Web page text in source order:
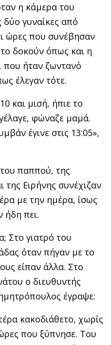
η κάμερα του
δύο γυναίκες από
ώρες που συνέβησαν
δοκούν όπως και η
που ήταν ζωντανό
έλεγαν τότε.
και μισή, ήπιε το
φώναζε μαμά.
έγινε στις 13:05»,
του παππού, της
της Ειρήνης συνέχιζαν
με την ημέρα, ίσως
ήδη πει.
Στο γιατρό του
όταν πήγαν με το
είπαν άλλα. Στο
ο διευθυντής
έγραψε:
κακοδιάθετο, χωρίς
που ξύπνησε. Του